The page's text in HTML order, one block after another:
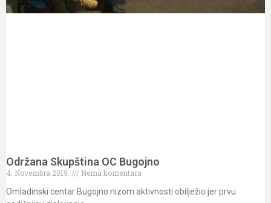
Održana Skupština OC Bugojno
4. Novembra 2019.
Nema komentara
Omladinski centar Bugojno nizom aktivnosti obilježio jer prvu